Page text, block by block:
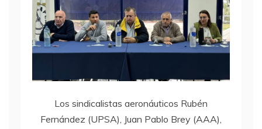
Los sindicalistas aeronáuticos Rubén
Fernández (UPSA), Juan Pablo Brey (AAA),